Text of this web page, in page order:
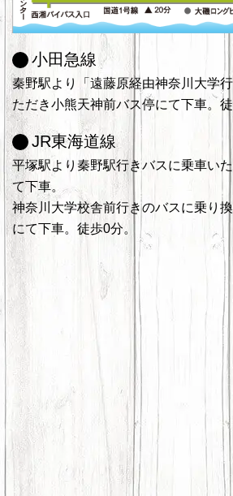
小田急線
秦野駅より「遠藤原経由神奈川大学
ただき小熊天神前バス停にて下車。徒
JR東海道線
平塚駅より秦野駅行きバスに乗車い
て下車。
神奈川大学校舎前行きのバスに乗り
にて下車。徒歩0分。